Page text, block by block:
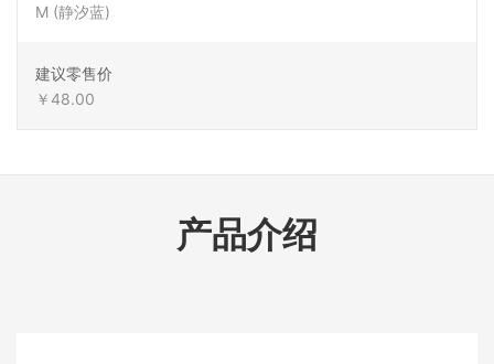
M (静汐蓝)
建议零售价
￥48.00
产品介绍